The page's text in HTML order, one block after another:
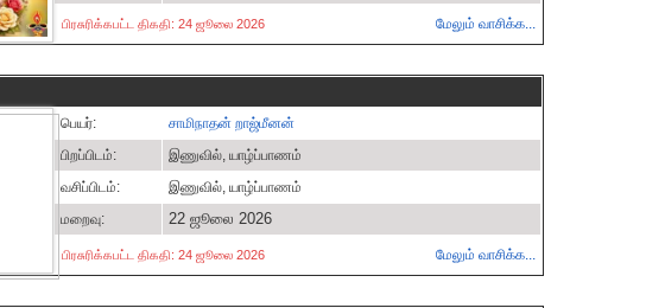
பிரசுரிக்கபட்ட திகதி: 24 ஜூலை 2026 மேலும் வாசிக்க...
பெயர்:
சாமிநாதன் றாஜ்மீனன்
பிறப்பிடம்:
இணுவில், யாழ்ப்பாணம்
வசிப்பிடம்:
இணுவில், யாழ்ப்பாணம்
மறைவு:
22 ஜூலை 2026
பிரசுரிக்கபட்ட திகதி: 24 ஜூலை 2026 மேலும் வாசிக்க...